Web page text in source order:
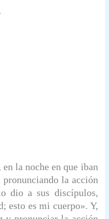
la noche en que iban
la acción
dio a sus discípulos,
esto es mi cuerpo». Y,